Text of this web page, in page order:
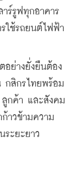
ร์รูฟทุกอาคาร
ใช้รถยนต์ไฟฟ้า
อย่างยั่งยืนต้อง
กสิกรไทยพร้อม
ลูกค้า และสังคม
าวข้ามความ
ระยะยาว